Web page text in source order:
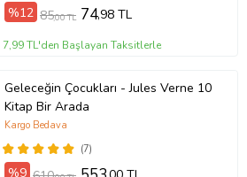
%12 85,00 TL 74,98 TL
7,99 TL'den Başlayan Taksitlerle
Geleceğin Çocukları - Jules Verne 10
Kitap Bir Arada
(7)
Kargo Bedava
%9